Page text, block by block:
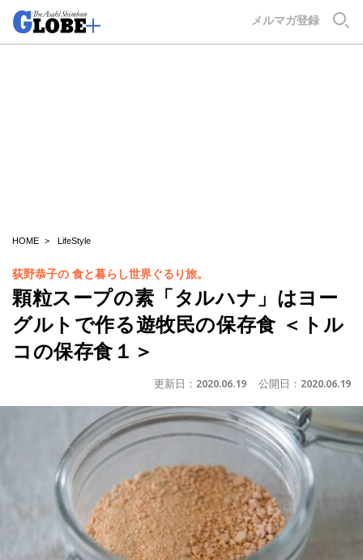
メルマガ登録
HOME LifeStyle
荻野恭子の 食と暮らし世界ぐるり旅。
顆粒スープの素「タルハナ」はヨー
グルトで作る遊牧民の保存食 ＜トル
コの保存食１＞
更新日： 2020.06.19 公開日： 2020.06.19